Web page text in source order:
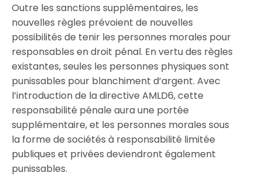
Outre les sanctions supplémentaires, les
nouvelles règles prévoient de nouvelles
possibilités de tenir les personnes morales pour
responsables en droit pénal. En vertu des règles
existantes, seules les personnes physiques sont
punissables pour blanchiment d’argent. Avec
l’introduction de la directive AMLD6, cette
responsabilité pénale aura une portée
supplémentaire, et les personnes morales sous
la forme de sociétés à responsabilité limitée
publiques et privées deviendront également
punissables.